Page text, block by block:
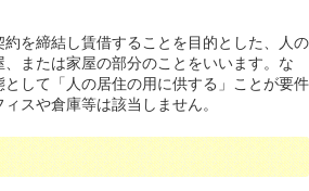
を締結し賃借することを目的とした、人の
または家屋の部分のことをいいます。な
して「人の居住の用に供する」ことが要件
スや倉庫等は該当しません。